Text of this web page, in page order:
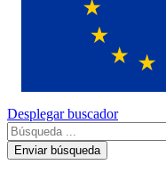
Desplegar buscador
Enviar búsqueda